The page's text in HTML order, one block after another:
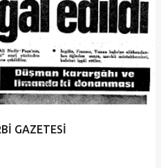
GAZETESİ